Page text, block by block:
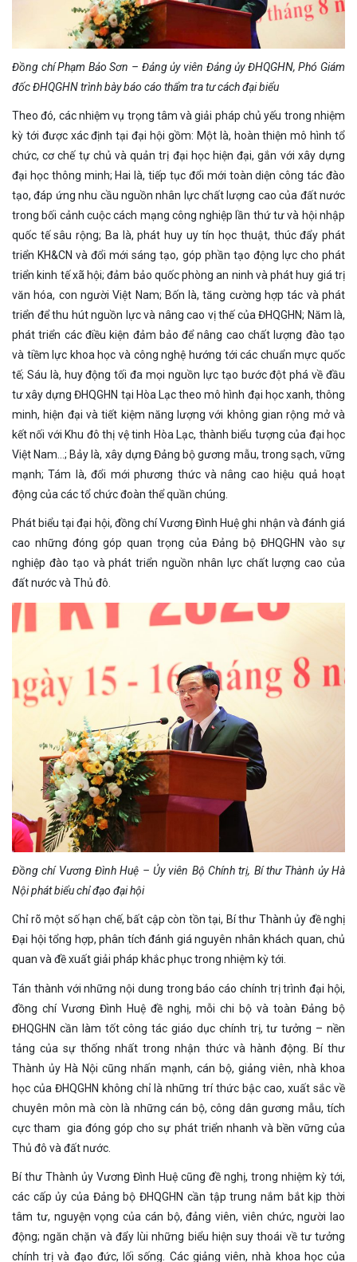
Đồng chí Phạm Bảo Sơn – Đảng ủy viên Đảng ủy ĐHQGHN, Phó Giám
đốc ĐHQGHN trình bày báo cáo thẩm tra tư cách đại biểu
Theo đó, các nhiệm vụ trọng tâm và giải pháp chủ yếu trong nhiệm
kỳ tới được xác định tại đại hội gồm: Một là, hoàn thiện mô hình tổ
chức, cơ chế tự chủ và quản trị đại học hiện đại, gắn với xây dựng
đại học thông minh; Hai là, tiếp tục đổi mới toàn diện công tác đào
tạo, đáp ứng nhu cầu nguồn nhân lực chất lượng cao của đất nước
trong bối cảnh cuộc cách mạng công nghiệp lần thứ tư và hội nhập
quốc tế sâu rộng; Ba là, phát huy uy tín học thuật, thúc đẩy phát
triển KH&CN và đổi mới sáng tạo, góp phần tạo động lực cho phát
triển kinh tế xã hội; đảm bảo quốc phòng an ninh và phát huy giá trị
văn hóa, con người Việt Nam; Bốn là, tăng cường hợp tác và phát
triển để thu hút nguồn lực và nâng cao vị thế của ĐHQGHN; Năm là,
phát triển các điều kiện đảm bảo để nâng cao chất lượng đào tạo
và tiềm lực khoa học và công nghệ hướng tới các chuẩn mực quốc
tế; Sáu là, huy động tối đa mọi nguồn lực tạo bước đột phá về đầu
tư xây dựng ĐHQGHN tại Hòa Lạc theo mô hình đại học xanh, thông
minh, hiện đại và tiết kiệm năng lượng với không gian rộng mở và
kết nối với Khu đô thị vệ tinh Hòa Lạc, thành biểu tượng của đại học
Việt Nam…; Bảy là, xây dựng Đảng bộ gương mẫu, trong sạch, vững
mạnh; Tám là, đổi mới phương thức và nâng cao hiệu quả hoạt
động của các tổ chức đoàn thể quần chúng.
Phát biểu tại đại hội, đồng chí Vương Đình Huệ ghi nhận và đánh giá
cao những đóng góp quan trọng của Đảng bộ ĐHQGHN vào sự
nghiệp đào tạo và phát triển nguồn nhân lực chất lượng cao của
đất nước và Thủ đô.
Đồng chí Vương Đình Huệ – Ủy viên Bộ Chính trị, Bí thư Thành ủy Hà
Nội phát biểu chỉ đạo đại hội
Chỉ rõ một số hạn chế, bất cập còn tồn tại, Bí thư Thành ủy đề nghị
Đại hội tổng hợp, phân tích đánh giá nguyên nhân khách quan, chủ
quan và đề xuất giải pháp khắc phục trong nhiệm kỳ tới.
Tán thành với những nội dung trong báo cáo chính trị trình đại hội,
đồng chí Vương Đình Huệ đề nghị, mỗi chi bộ và toàn Đảng bộ
ĐHQGHN cần làm tốt công tác giáo dục chính trị, tư tưởng – nền
tảng của sự thống nhất trong nhận thức và hành động. Bí thư
Thành ủy Hà Nội cũng nhấn mạnh, cán bộ, giảng viên, nhà khoa
học của ĐHQGHN không chỉ là những trí thức bậc cao, xuất sắc về
chuyên môn mà còn là những cán bộ, công dân gương mẫu, tích
cực tham gia đóng góp cho sự phát triển nhanh và bền vững của
Thủ đô và đất nước.
Bí thư Thành ủy Vương Đình Huệ cũng đề nghị, trong nhiệm kỳ tới,
các cấp ủy của Đảng bộ ĐHQGHN cần tập trung nắm bắt kịp thời
tâm tư, nguyện vọng của cán bộ, đảng viên, viên chức, người lao
động; ngăn chặn và đẩy lùi những biểu hiện suy thoái về tư tưởng
chính trị và đạo đức, lối sống. Các giảng viên, nhà khoa học của